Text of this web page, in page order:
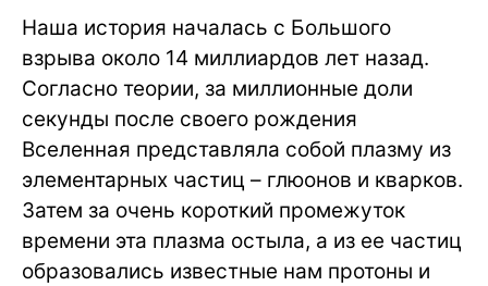
Наша история началась с Большого
взрыва около 14 миллиардов лет назад.
Согласно теории, за миллионные доли
секунды после своего рождения
Вселенная представляла собой плазму из
элементарных частиц – глюонов и кварков.
Затем за очень короткий промежуток
времени эта плазма остыла, а из ее частиц
образовались известные нам протоны и